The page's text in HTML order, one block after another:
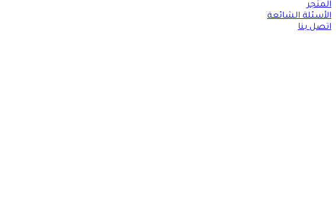
المتجر
الأسئلة الشائعة
اتصل بنا